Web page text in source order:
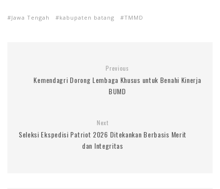
Jawa Tengah kabupaten batang TMMD
Previous
Kemendagri Dorong Lembaga Khusus untuk Benahi Kinerja
BUMD
Next
Seleksi Ekspedisi Patriot 2026 Ditekankan Berbasis Merit
dan Integritas